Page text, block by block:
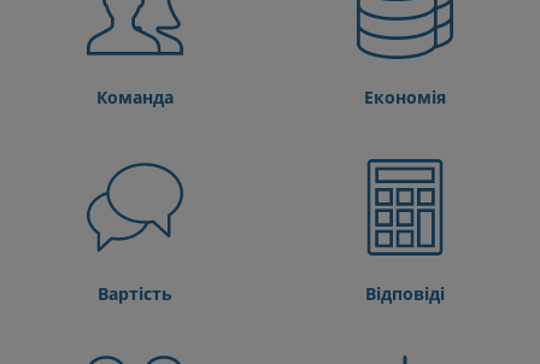
Команда Економія
Вартість Відповіді